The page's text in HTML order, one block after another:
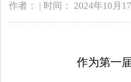
作者： | 时间： 2024年10月
作为第一